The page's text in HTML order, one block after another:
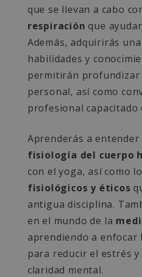
que se llevan a cabo
respiración que
Además, adquirirás
habilidades y
permitirán profundizar
personal, así como
profesional capacitado
Aprenderás a entender
fisiología del cuerpo
con el yoga, así como
fisiológicos y éticos
antigua disciplina.
en el mundo de la
aprendiendo a enfocar
para reducir el estrés
claridad mental.